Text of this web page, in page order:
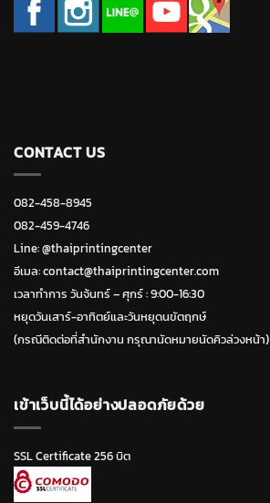
CONTACT US
082-458-8945
082-459-4746
Line:@thaiprintingcenter
อีเมล: contact@thaiprintingcenter.com
เวลาทำการ วันจ้นทร์ – ศุกร์ : 9:00-16:30
หยุดวันเสาร์-อาทิตย์และวันหยุดนขัตฤกษ์
(กรณีติดต่อที่สำนักงาน กรุณานัดหมายนัดคิวล่วงหน้า)
เข้าเว็บนี้ได้อย่างปลอดภัยด้วย
SSL Certificate 256 บิต